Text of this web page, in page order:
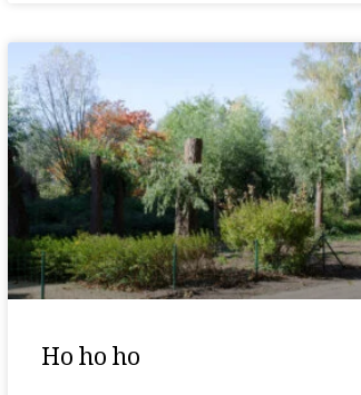
Ho ho ho